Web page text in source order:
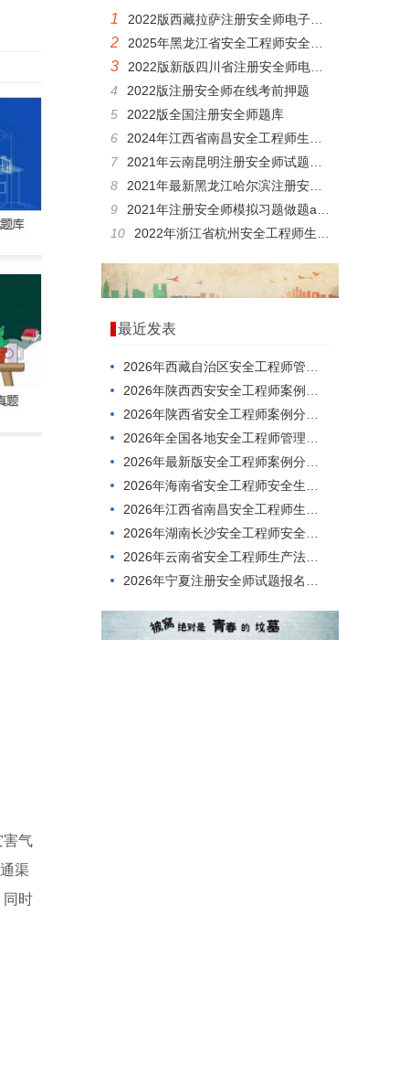
害气
渠
同时
1 2022版西藏拉萨注册安全师电子题库
2 2025年黑龙江省安全工程师安全生产技术在线真题
3
2022版新版四川省注册安全师电子题库
4
2022版注册安全师在线考前押题
5
2022版全国注册安全师题库
6
2024年江西省南昌安全工程师生产法及法律知识考试答题
7
2021年云南昆明注册安全师试题手机学习版
8
2021年最新黑龙江哈尔滨注册安全师试题参考资料
9
2021年注册安全师模拟习题做题app
10
2022年浙江省杭州安全工程师生产法及法律知识科目题目
最近发表
2026年西藏自治区安全工程师管理知识模拟真题
2026年陕西西安安全工程师案例分析模拟试题
2026年陕西省安全工程师案例分析在线模拟试题
2026年全国各地安全工程师管理知识在线模拟考试，难度高不高？
2026年最新版安全工程师案例分析在线考试，到底难不难考？
2026年海南省安全工程师安全生产技术，刷题有哪些app?
2026年江西省南昌安全工程师生产法及法律知识历年题库
2026年湖南长沙安全工程师安全生产技术在线真题
2026年云南省安全工程师生产法及法律知识在线考核历年真题
2026年宁夏注册安全师试题报名时间